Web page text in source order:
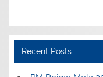
Recent Posts